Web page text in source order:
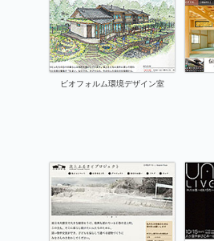
ビオフォルム環境デザイン室